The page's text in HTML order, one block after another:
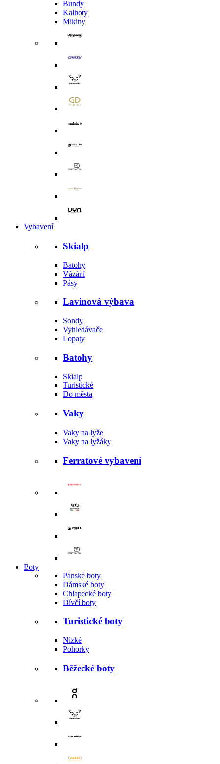
Bundy
Kalhoty
Mikiny
Vybavení
Skialp
Batohy
Vázání
Pásy
Lavinová výbava
Sondy
Vyhledávače
Lopaty
Batohy
Skialp
Turistické
Do města
Vaky
Vaky na lyže
Vaky na lyžáky
Ferratové vybavení
Boty
Pánské boty
Dámské boty
Chlapecké boty
Dívčí boty
Turistické boty
Nízké
Pohorky
Běžecké boty